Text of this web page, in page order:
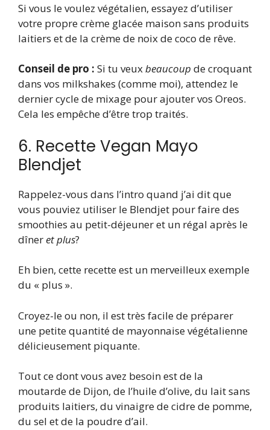
Si vous le voulez végétalien, essayez d’utiliser
votre propre crème glacée maison sans produits
laitiers et de la crème de noix de coco de rêve.
Conseil de pro : Si tu veuxbeaucoup de croquant
dans vos milkshakes (comme moi), attendez le
dernier cycle de mixage pour ajouter vos Oreos.
Cela les empêche d’être trop traités.
6. Recette Vegan Mayo
Blendjet
Rappelez-vous dans l’intro quand j’ai dit que
vous pouviez utiliser le Blendjet pour faire des
smoothies au petit-déjeuner et un régal après le
dîneret plus?
Eh bien, cette recette est un merveilleux exemple
du « plus ».
Croyez-le ou non, il est très facile de préparer
une petite quantité de mayonnaise végétalienne
délicieusement piquante.
Tout ce dont vous avez besoin est de la
moutarde de Dijon, de l’huile d’olive, du lait sans
produits laitiers, du vinaigre de cidre de pomme,
du sel et de la poudre d’ail.